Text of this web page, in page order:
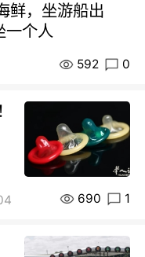
鲜，坐游船出
一个人
592 0
690 1